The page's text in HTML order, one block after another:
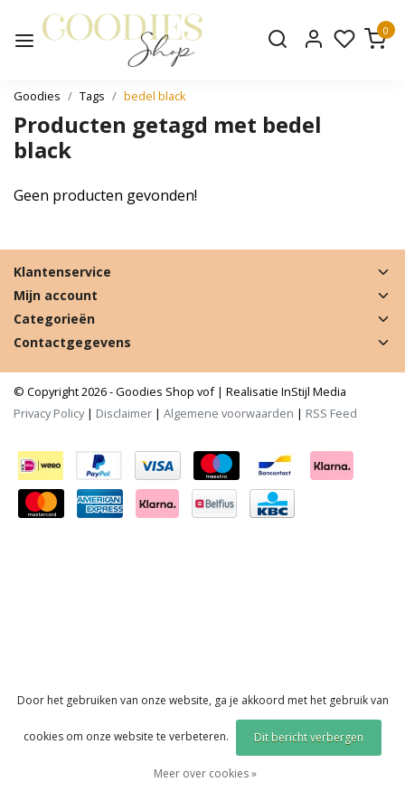
0
Goodies Tags bedel black
Producten getagd met bedel
black
Geen producten gevonden!
Klantenservice
Mijn account
Categorieën
Contactgegevens
© Copyright 2026 - Goodies Shop vof | Realisatie InStijl Media
Privacy Policy| Disclaimer | Algemene voorwaarden | RSS Feed
Door het gebruiken van onze website, ga je akkoord met het gebruik van
cookies om onze website te verbeteren. Dit bericht verbergen
Meer over cookies »